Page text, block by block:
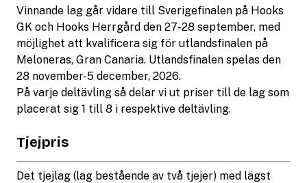
Vinnande lag går vidare till Sverigefinalen på Hooks
GK och Hooks Herrgård den 27-28 september, med
möjlighet att kvalificera sig för utlandsfinalen på
Meloneras, Gran Canaria. Utlandsfinalen spelas den
28 november-5 december, 2026.
På varje deltävling så delar vi ut priser till de lag som
placerat sig 1 till 8 i respektive deltävling.
Tjejpris
Det tjejlag (lag bestående av två tjejer) med lägst